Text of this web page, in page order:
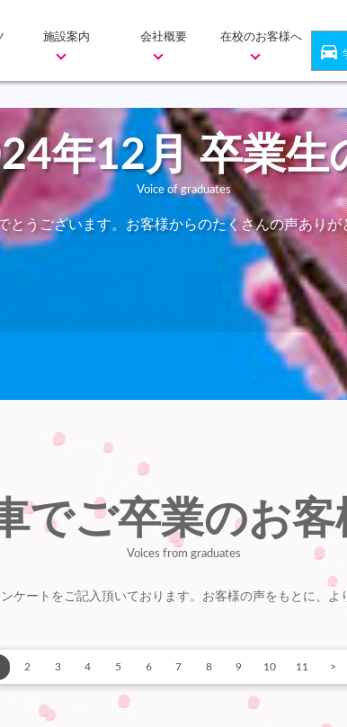
施設案内 会社概要 在校のお客様へ
directions_car
年12月 卒業生
Voice of graduates
とうございます。お客様からのたくさんの声ありが
でご卒業のお
Voices from graduates
ケートをご記入頂いております。お客様の声をもとに、よ
2 3 4 5 6 7 8 9 10 11 >